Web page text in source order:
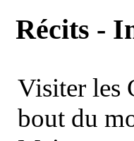
Récits -
Visiter les
bout du